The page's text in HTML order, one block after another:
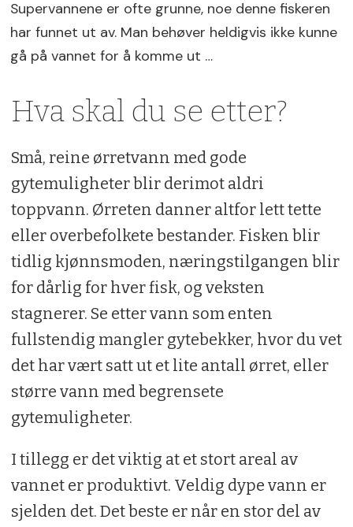
Supervannene er ofte grunne, noe denne fiskeren
har funnet ut av. Man behøver heldigvis ikke kunne
gå på vannet for å komme ut …
Hva skal du se etter?
Små, reine ørretvann med gode
gytemuligheter blir derimot aldri
toppvann. Ørreten danner altfor lett tette
eller overbefolkete bestander. Fisken blir
tidlig kjønnsmoden, næringstilgangen blir
for dårlig for hver fisk, og veksten
stagnerer. Se etter vann som enten
fullstendig mangler gytebekker, hvor du vet
det har vært satt ut et lite antall ørret, eller
større vann med begrensete
gytemuligheter.
I tillegg er det viktig at et stort areal av
vannet er produktivt. Veldig dype vann er
sjelden det. Det beste er når en stor del av